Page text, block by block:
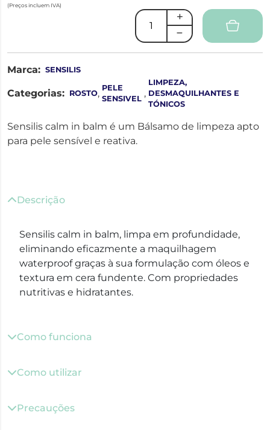
(Preços incluem IVA)
Marca: SENSILIS
Categorias: ROSTO, PELE
SENSIVEL ,
LIMPEZA,
DESMAQUILHANTES E
TÓNICOS
Sensilis calm in balm é um Bálsamo de limpeza apto
para pele sensível e reativa.
Descrição
Sensilis calm in balm, limpa em profundidade,
eliminando eficazmente a maquilhagem
waterproof graças à sua formulação com óleos e
textura em cera fundente. Com propriedades
nutritivas e hidratantes.
Como funciona
Como utilizar
Precauções